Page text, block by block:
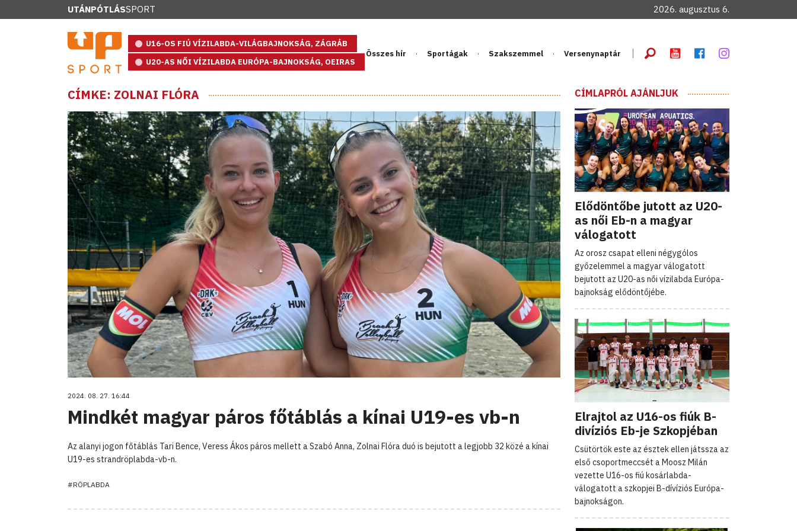
UTÁNPÓTLÁSSPORT 2026. augusztus 6.
U16-OS FIÚ VÍZILABDA-VILÁGBAJNOKSÁG, ZÁGRÁB
U20-AS NŐI VÍZILABDA EURÓPA-BAJNOKSÁG, OEIRAS
Összes hír Sportágak Szakszemmel Versenynaptár
CÍMKE: ZOLNAI FLÓRA
2024. 08. 27. 16:44
Mindkét magyar páros főtáblás a kínai U19-es vb-n
Az alanyi jogon főtáblás Tari Bence, Veress Ákos páros mellett a Szabó Anna, Zolnai Flóra duó is bejutott a legjobb 32 közé a kínai
U19-es strandröplabda-vb-n.
#RÖPLABDA
CÍMLAPRÓL AJÁNLJUK
Elődöntőbe jutott az U20-
as női Eb-n a magyar
válogatott
Az orosz csapat elleni négygólos
győzelemmel a magyar válogatott
bejutott az U20-as női vízilabda Európa-
bajnokság elődöntőjébe.
Elrajtol az U16-os fiúk B-
divíziós Eb-je Szkopjéban
Csütörtök este az észtek ellen játssza az
első csoportmeccsét a Moosz Milán
vezette U16-os fiú kosárlabda-
válogatott a szkopjei B-dívíziós Európa-
bajnokságon.